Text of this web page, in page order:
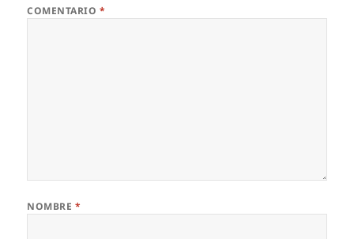
COMENTARIO *
NOMBRE *